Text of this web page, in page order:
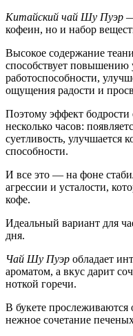
Китайский чай Шу Пуэр
кофеин, но и набор
Высокое содержание
способствует повышению
работоспособности,
ощущения радости и
Поэтому эффект бодрости
несколько часов:
суетливость, улучшается
способности.
И все это — на фоне
агрессии и усталости,
кофе.
Идеальный вариант для
дня.
Чай Шу Пуэр обладает
ароматом, а вкус дарит
ноткой горечи.
В букете прослеживаются
нежное сочетание